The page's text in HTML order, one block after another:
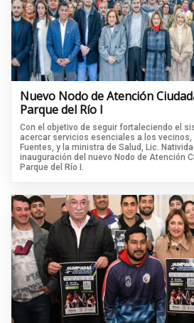
Nuevo Nodo de Atención
Parque del Río I
Con el objetivo de seguir fortaleciendo el
acercar servicios esenciales a los vecinos,
Fuentes, y la ministra de Salud, Lic.
inauguración del nuevo Nodo de Atención
Parque del Río I.